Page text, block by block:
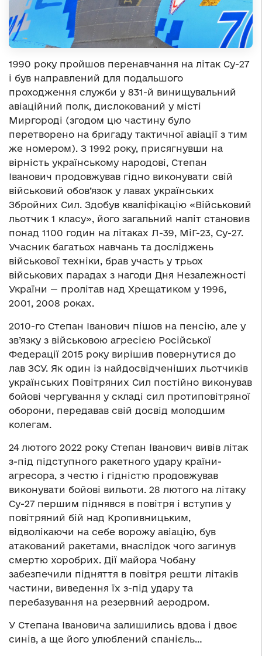
1990 року пройшов перенавчання на літак Су-27
і був направлений для подальшого
проходження служби у 831-й винищувальний
авіаційний полк, дислокований у місті
Миргороді (згодом цю частину було
перетворено на бригаду тактичної авіації з тим
же номером). З 1992 року, присягнувши на
вірність українському народові, Степан
Іванович продовжував гідно виконувати свій
військовий обов’язок у лавах українських
Збройних Сил. Здобув кваліфікацію «Військовий
льотчик 1 класу», його загальний наліт становив
понад 1100 годин на літаках Л-39, МіГ-23, Су-27.
Учасник багатьох навчань та досліджень
військової техніки, брав участь у трьох
військових парадах з нагоди Дня Незалежності
України — пролітав над Хрещатиком у 1996,
2001, 2008 роках.
2010-го Степан Іванович пішов на пенсію, але у
зв’язку з військовою агресією Російської
Федерації 2015 року вирішив повернутися до
лав ЗСУ. Як один із найдосвідченіших льотчиків
українських Повітряних Сил постійно виконував
бойові чергування у складі сил протиповітряної
оборони, передавав свій досвід молодшим
колегам.
24 лютого 2022 року Степан Іванович вивів літак
з-під підступного ракетного удару країни-
агресора, з честю і гідністю продовжував
виконувати бойові вильоти. 28 лютого на літаку
Су-27 першим піднявся в повітря і вступив у
повітряний бій над Кропивницьким,
відволікаючи на себе ворожу авіацію, був
атакований ракетами, внаслідок чого загинув
смертю хоробрих. Дії майора Чобану
забезпечили підняття в повітря решти літаків
частини, виведення їх з-під удару та
перебазування на резервний аеродром.
У Степана Івановича залишились вдова і двоє
синів, а ще його улюблений спанієль…